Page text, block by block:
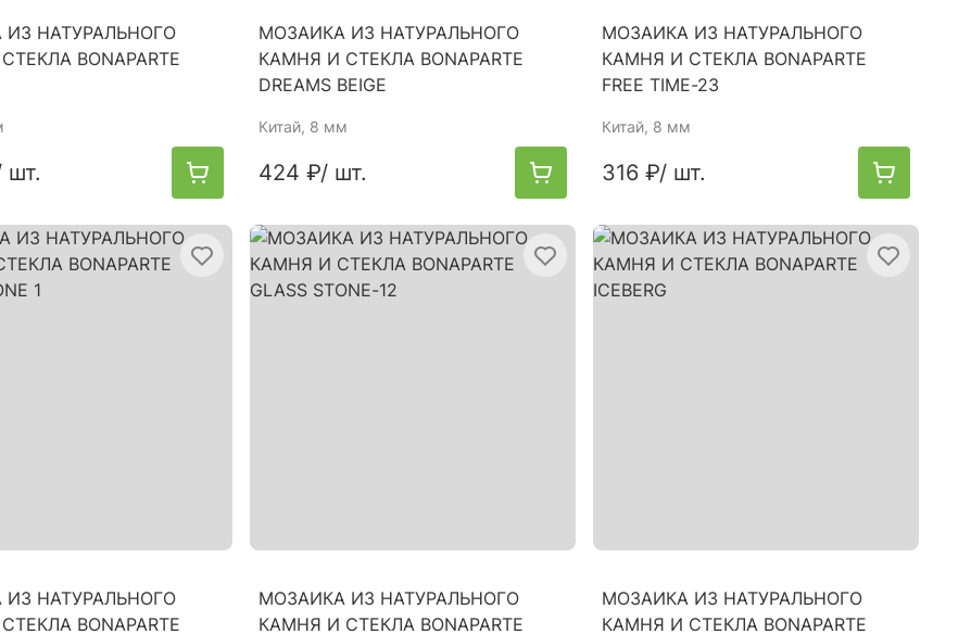
НАТУРАЛЬНОГО
BONAPARTE
шт.
МОЗАИКА ИЗ НАТУРАЛЬНОГО
КАМНЯ И СТЕКЛА BONAPARTE
DREAMS BEIGE
Китай, 8 мм
424 ₽/ шт.
МОЗАИКА ИЗ НАТУРАЛЬНОГО
КАМНЯ И СТЕКЛА BONAPARTE
FREE TIME-23
Китай, 8 мм
316 ₽/ шт.
НАТУРАЛЬНОГО
BONAPARTE
МОЗАИКА ИЗ НАТУРАЛЬНОГО
КАМНЯ И СТЕКЛА BONAPARTE
МОЗАИКА ИЗ НАТУРАЛЬНОГО
КАМНЯ И СТЕКЛА BONAPARTE